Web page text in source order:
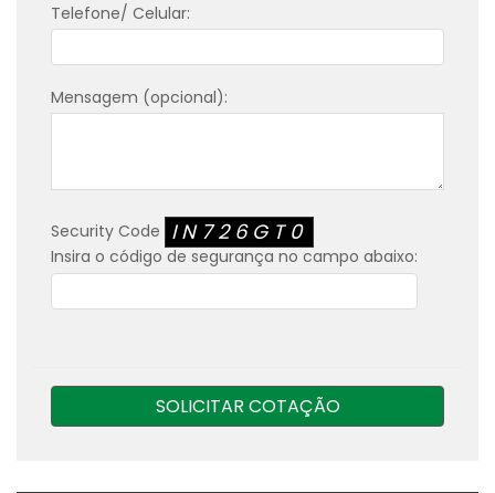
Telefone/ Celular:
Mensagem (opcional):
Security Code IN726GT0
Insira o código de segurança no campo abaixo:
SOLICITAR COTAÇÃO